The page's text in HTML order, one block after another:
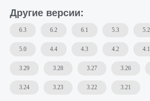
Другие версии:
6.3 6.2 6.1 5.3 5.2
5.0 4.4 4.3 4.2 4.1
3.29 3.28 3.27 3.26
3.24 3.23 3.22 3.21
Наsupport@russianit.ru
пишите в любое время